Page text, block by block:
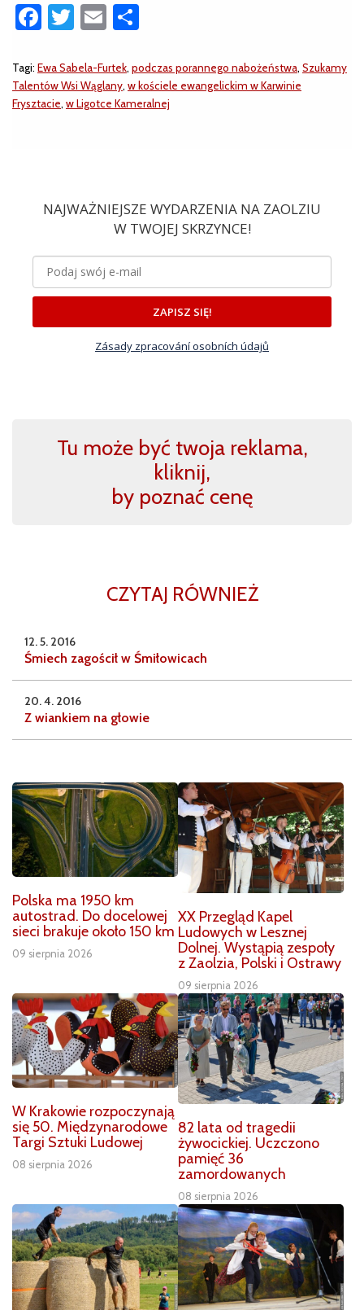
Facebook
Twitter
Email
Tagi: Ewa Sabela-Furtek, podczas porannego nabożeństwa, Szukamy
Talentów Wsi Wąglany, w kościele ewangelickim w Karwinie
Frysztacie, w Ligotce Kameralnej
NAJWAŻNIEJSZE WYDARZENIA NA ZAOLZIU
W TWOJEJ SKRZYNCE!
ZAPISZ SIĘ!
Zásady zpracování osobních údajů
Tu może być twoja reklama,
kliknij,
by poznać cenę
CZYTAJ RÓWNIEŻ
12. 5. 2016
Śmiech zagościł w Śmiłowicach
20. 4. 2016
Z wiankiem na głowie
Polska ma 1950 km
autostrad. Do docelowej
sieci brakuje około 150 km
09 sierpnia 2026
XX Przegląd Kapel
Ludowych w Lesznej
Dolnej. Wystąpią zespoły
z Zaolzia, Polski i Ostrawy
09 sierpnia 2026
W Krakowie rozpoczynają
się 50. Międzynarodowe
Targi Sztuki Ludowej
08 sierpnia 2026
82 lata od tragedii
żywocickiej. Uczczono
pamięć 36
zamordowanych
08 sierpnia 2026